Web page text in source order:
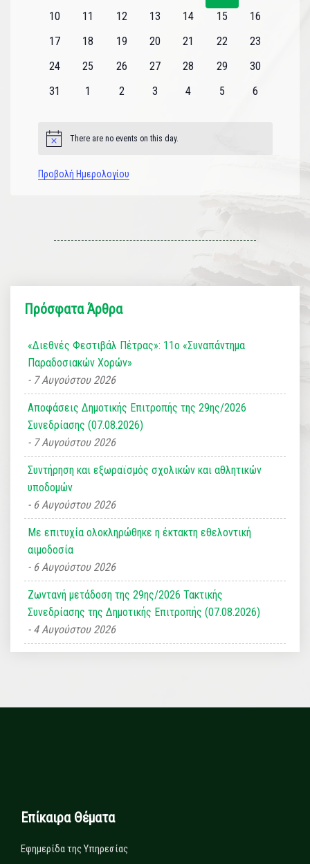
εκδηλώσειςεκδηλώσειςεκδηλώσεις
0
10
0
11
0
12
0
13
0
14
0
15
0
16
0
17
0
18
0
19
0
20
0
21
0
22
0
23
0
24
0
25
0
26
0
27
0
28
0
29
0
30
0
31
0
1
0
2
0
3
0
4
0
5
0
6
Notice There are no events on this day.
Προβολή Ημερολογίου
Πρόσφατα Άρθρα
«Διεθνές Φεστιβάλ Πέτρας»: 11ο «Συναπάντημα
Παραδοσιακών Χορών»
7 Αυγούστου 2026
Αποφάσεις Δημοτικής Επιτροπής της 29ης/2026
Συνεδρίασης (07.08.2026)
7 Αυγούστου 2026
Συντήρηση και εξωραϊσμός σχολικών και αθλητικών
υποδομών
6 Αυγούστου 2026
Με επιτυχία ολοκληρώθηκε η έκτακτη εθελοντική
αιμοδοσία
6 Αυγούστου 2026
Ζωντανή μετάδοση της 29ης/2026 Τακτικής
Συνεδρίασης της Δημοτικής Επιτροπής (07.08.2026)
4 Αυγούστου 2026
Επίκαιρα Θέματα
Εφημερίδα της Υπηρεσίας